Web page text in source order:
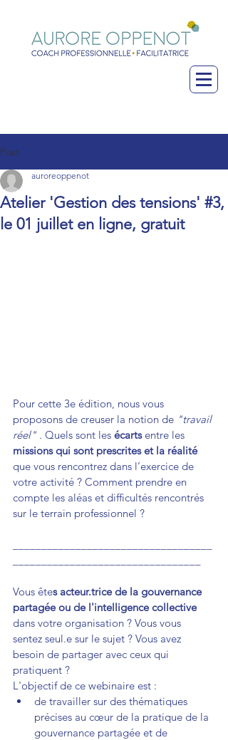
Post
Atelier 'Gestion des tensions' #3,
le 01 juillet en ligne, gratuit
auroreoppenot
Pour cette 3e édition, nous vous
proposons de creuser la notion de "travail
réel" . Quels sont les écarts entre les
missions qui sont prescrites et la réalité
que vous rencontrez dans l’exercice de
votre activité ? Comment prendre en
compte les aléas et difficultés rencontrés
sur le terrain professionnel ?
Vous êtes acteur.trice de la gouvernance
partagée ou de l'intelligence collective
dans votre organisation ? Vous vous
sentez seul.e sur le sujet ? Vous avez
besoin de partager avec ceux qui
pratiquent ?
L'objectif de ce webinaire est :
de travailler sur des thématiques
précises au cœur de la pratique de la
gouvernance partagée et de